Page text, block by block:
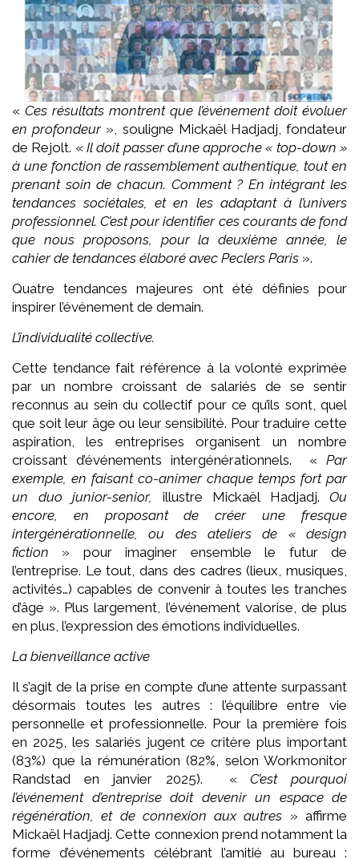
« Ces résultats montrent que l’événement doit évoluer
en profondeur », souligne Mickaël Hadjadj, fondateur
de Rejolt. « Il doit passer d’une approche « top-down »
à une fonction de rassemblement authentique, tout en
prenant soin de chacun. Comment ? En intégrant les
tendances sociétales, et en les adaptant à l’univers
professionnel. C’est pour identifier ces courants de fond
que nous proposons, pour la deuxième année, le
cahier de tendances élaboré avec Peclers Paris ».
Quatre tendances majeures ont été définies pour
inspirer l’événement de demain.
L’individualité collective.
Cette tendance fait référence à la volonté exprimée
par un nombre croissant de salariés de se sentir
reconnus au sein du collectif pour ce qu’ils sont, quel
que soit leur âge ou leur sensibilité. Pour traduire cette
aspiration, les entreprises organisent un nombre
croissant d’événements intergénérationnels. « Par
exemple, en faisant co-animer chaque temps fort par
un duo junior-senior, illustre Mickaël Hadjadj. Ou
encore, en proposant de créer une fresque
intergénérationnelle, ou des ateliers de « design
fiction » pour imaginer ensemble le futur de
l’entreprise. Le tout, dans des cadres (lieux, musiques,
activités…) capables de convenir à toutes les tranches
d’âge ». Plus largement, l’événement valorise, de plus
en plus, l’expression des émotions individuelles.
La bienveillance active
Il s’agit de la prise en compte d’une attente surpassant
désormais toutes les autres : l’équilibre entre vie
personnelle et professionnelle. Pour la première fois
en 2025, les salariés jugent ce critère plus important
(83%) que la rémunération (82%, selon Workmonitor
Randstad en janvier 2025). «C’est pourquoi
l’événement d’entreprise doit devenir un espace de
régénération, et de connexion aux autres » affirme
Mickaël Hadjadj. Cette connexion prend notamment la
forme d’événements célébrant l’amitié au bureau :